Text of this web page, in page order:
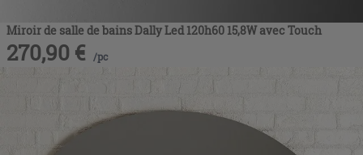
Miroir de salle de bains Dally Led 120h60 15,8W avec Touch
270,90 € /pc